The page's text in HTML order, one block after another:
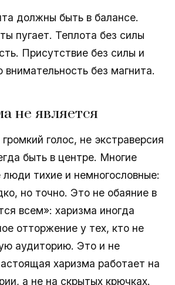
должны быть в балансе.
пугает. Теплота без силы
Присутствие без силы и
внимательность без магнита.
не является
голос, не экстраверсия
быть в центре. Многие
тихие и немногословные:
но точно. Это не обаяние в
всем»: харизма иногда
отторжение у тех, кто не
аудиторию. Это и не
харизма работает на
а не на скрытых крючках.